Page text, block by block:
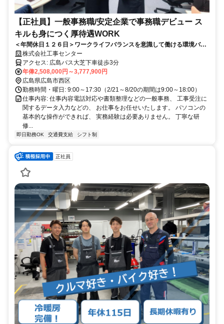
【正社員】一般事務職/安定企業で事務職デビュー ス
キルも身につく厚待遇WORK
＜年間休日１２６日＞ワークライフバランスを意識して働ける環境バツ
グン！
株式会社工事センター
アクセス: 広島バス大芝下車徒歩3分
年俸2,508,000円～3,777,900円
広島県広島市西区
勤務時間・曜日: 9:00～17:30（2/21～8/20の期間は9:00～18:00）
仕事内容: 仕事内容電話対応や書類整理などの一般事務、 工事受注に
関するデータ入力などの、 お仕事をお任せいたします。 パソコンの
基本的な操作ができれば、 実務経験は必要ありません。 丁寧な研
修...
即日勤務OK 交通費支給 シフト制
正社員